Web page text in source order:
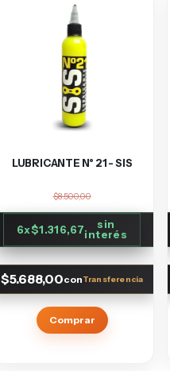
LUBRICANTE N° 21 - SIS
$8.500,00
6x$1.316,67
sin
interés
$5.688,00con
Comprar